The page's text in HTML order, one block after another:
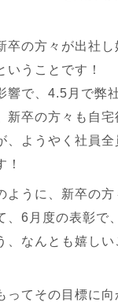
卒の方々が出社し
いうことです！
響で、4.5月で弊
新卒の方々も自
、ようやく社員
！
ように、新卒の
、6月度の表彰で
、なんとも嬉し
ってその目標に向